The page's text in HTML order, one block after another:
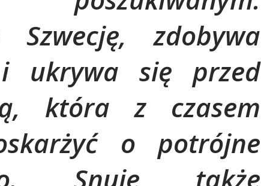
Szwecję, zdobywa
i ukrywa się przed
która z czasem
o potrójne